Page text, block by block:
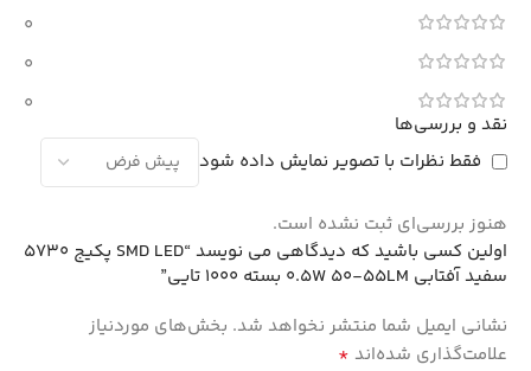
0
0
0
نقد و بررسی‌ها
فقط نظرات با تصویر نمایش داده شود
هنوز بررسی‌ای ثبت نشده است.
اولین کسی باشید که دیدگاهی می نویسد “SMD LED پکیج 5730
سفید آفتابی 0.5W 50-55LM بسته 1000 تایی”
نشانی ایمیل شما منتشر نخواهد شد. بخش‌های موردنیاز
علامت‌گذاری شده‌اند *